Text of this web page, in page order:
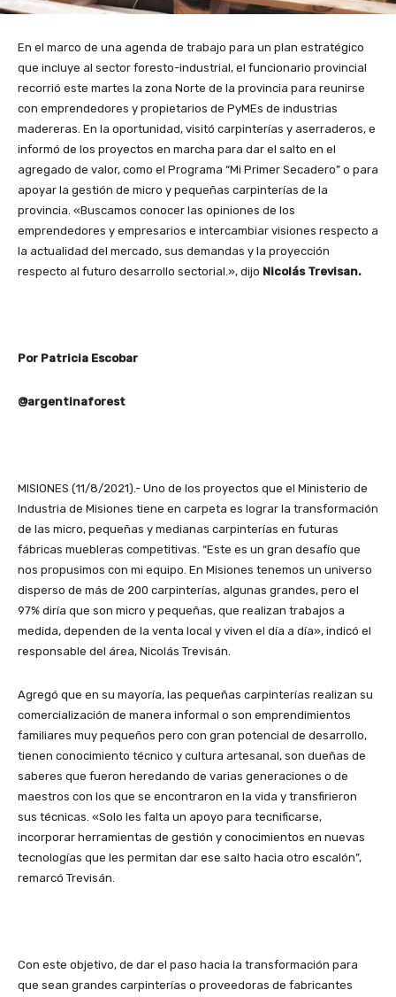
En el marco de una agenda de trabajo para un plan estratégico
que incluye al sector foresto-industrial, el funcionario provincial
recorrió este martes la zona Norte de la provincia para reunirse
con emprendedores y propietarios de PyMEs de industrias
madereras. En la oportunidad, visitó carpinterías y aserraderos, e
informó de los proyectos en marcha para dar el salto en el
agregado de valor, como el Programa “Mi Primer Secadero” o para
apoyar la gestión de micro y pequeñas carpinterías de la
provincia. «Buscamos conocer las opiniones de los
emprendedores y empresarios e intercambiar visiones respecto a
la actualidad del mercado, sus demandas y la proyección
respecto al futuro desarrollo sectorial.», dijo Nicolás Trevisan.
Por Patricia Escobar
@argentinaforest
MISIONES (11/8/2021).- Uno de los proyectos que el Ministerio de
Industria de Misiones tiene en carpeta es lograr la transformación
de las micro, pequeñas y medianas carpinterías en futuras
fábricas muebleras competitivas. “Este es un gran desafío que
nos propusimos con mi equipo. En Misiones tenemos un universo
disperso de más de 200 carpinterías, algunas grandes, pero el
97% diría que son micro y pequeñas, que realizan trabajos a
medida, dependen de la venta local y viven el día a día», indicó el
responsable del área, Nicolás Trevisán.
Agregó que en su mayoría, las pequeñas carpinterías realizan su
comercialización de manera informal o son emprendimientos
familiares muy pequeños pero con gran potencial de desarrollo,
tienen conocimiento técnico y cultura artesanal, son dueñas de
saberes que fueron heredando de varias generaciones o de
maestros con los que se encontraron en la vida y transfirieron
sus técnicas. «Solo les falta un apoyo para tecnificarse,
incorporar herramientas de gestión y conocimientos en nuevas
tecnologías que les permitan dar ese salto hacia otro escalón”,
remarcó Trevisán.
Con este objetivo, de dar el paso hacia la transformación para
que sean grandes carpinterías o proveedoras de fabricantes